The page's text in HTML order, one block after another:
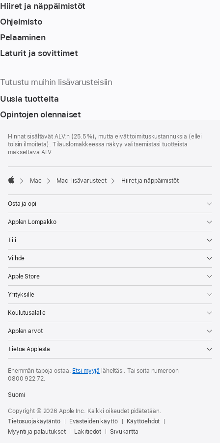
Hiiret ja näppäimistöt
Ohjelmisto
Pelaaminen
Laturit ja sovittimet
Tutustu muihin lisävarusteisiin
Uusia tuotteita
Opintojen olennaiset
Hinnat sisältävät ALV:n (25.5 %), mutta eivät toimitus­kustannuksia (ellei
toisin ilmoiteta). Tilauslomakkeessa näkyy valitsemistasi tuotteista
maksettava ALV.
Mac Mac-lisävarusteet Hiiret ja näppäimistöt
Osta ja opi
Applen Lompakko
Tili
Viihde
Apple Store
Yrityksille
Koulutusalalle
Applen arvot
Tietoa Applesta
Enemmän tapoja ostaa: Etsi myyjä läheltäsi. Tai soita numeroon
0800 922 72.
Suomi
Copyright © 2026 Apple Inc. Kaikki oikeudet pidätetään.
Tietosuojakäytäntö
Evästeiden käyttö
Käyttöehdot
Myynti ja palautukset
Lakitiedot Sivukartta